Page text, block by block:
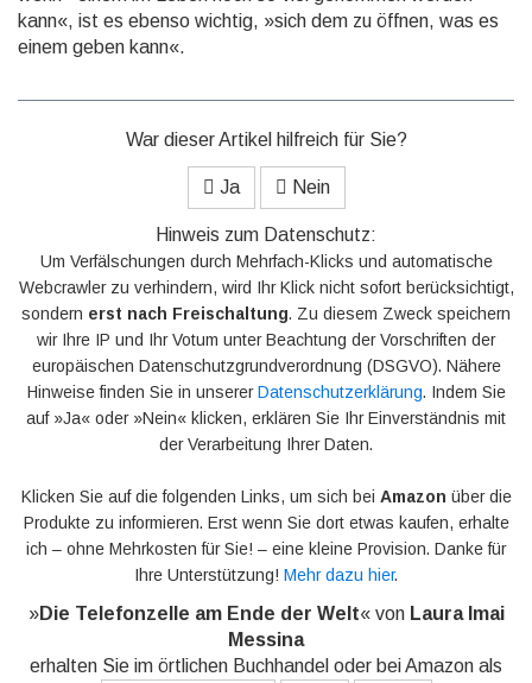
kann«, ist es ebenso wichtig, »sich dem zu öffnen, was es
einem geben kann«.
War dieser Artikel hilfreich für Sie?
Ja Nein
Hinweis zum Datenschutz:
Um Verfälschungen durch Mehrfach-Klicks und automatische
Webcrawler zu verhindern, wird Ihr Klick nicht sofort berücksichtigt,
sondern erst nach Freischaltung. Zu diesem Zweck speichern
wir Ihre IP und Ihr Votum unter Beachtung der Vorschriften der
europäischen Datenschutzgrundverordnung (DSGVO). Nähere
Hinweise finden Sie in unsererDatenschutzerklärung. Indem Sie
auf »Ja« oder »Nein« klicken, erklären Sie Ihr Einverständnis mit
der Verarbeitung Ihrer Daten.
Klicken Sie auf die folgenden Links, um sich bei Amazon über die
Produkte zu informieren. Erst wenn Sie dort etwas kaufen, erhalte
ich – ohne Mehrkosten für Sie! – eine kleine Provision. Danke für
Ihre Unterstützung! Mehr dazu hier.
»Die Telefonzelle am Ende der Welt« von Laura Imai
Messina
erhalten Sie im örtlichen Buchhandel oder bei Amazon als